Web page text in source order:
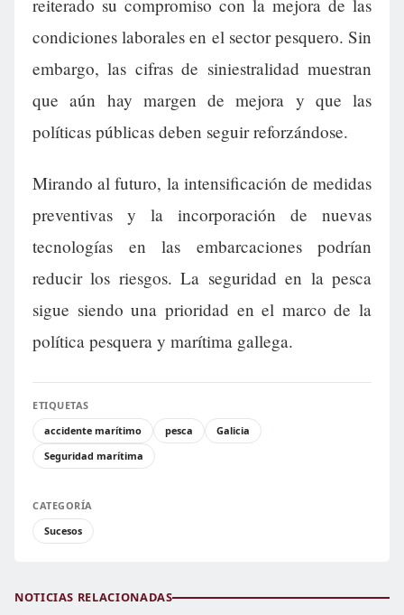
reiterado su compromiso con la mejora de las
condiciones laborales en el sector pesquero. Sin
embargo, las cifras de siniestralidad muestran
que aún hay margen de mejora y que las
políticas públicas deben seguir reforzándose.
Mirando al futuro, la intensificación de medidas
preventivas y la incorporación de nuevas
tecnologías en las embarcaciones podrían
reducir los riesgos. La seguridad en la pesca
sigue siendo una prioridad en el marco de la
política pesquera y marítima gallega.
ETIQUETAS
accidente marítimo
pesca
Galicia
Seguridad marítima
CATEGORÍA
Sucesos
NOTICIAS RELACIONADAS